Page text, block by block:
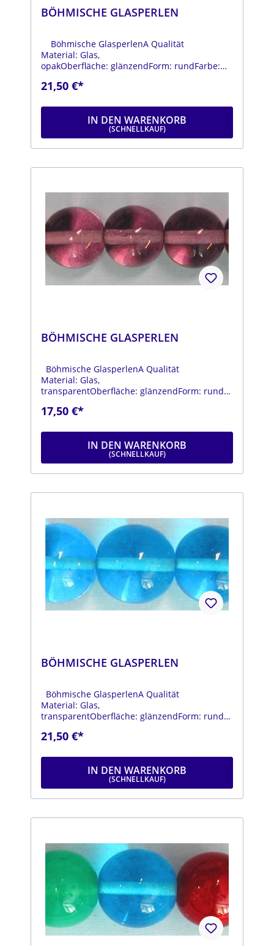
BÖHMISCHE GLASPERLEN
Böhmische GlasperlenA Qualität
Material: Glas,
opakOberfläche: glänzendForm: rundFarbe:
ca. 25 cm
21,50 €*
IN DEN WARENKORB
BÖHMISCHE GLASPERLEN
Böhmische GlasperlenA Qualität
Material: Glas,
transparentOberfläche: glänzendForm: rundFa
ca. 25 cm
17,50 €*
IN DEN WARENKORB
BÖHMISCHE GLASPERLEN
Böhmische GlasperlenA Qualität
Material: Glas,
transparentOberfläche: glänzendForm: rundFa
21,50 €*
IN DEN WARENKORB